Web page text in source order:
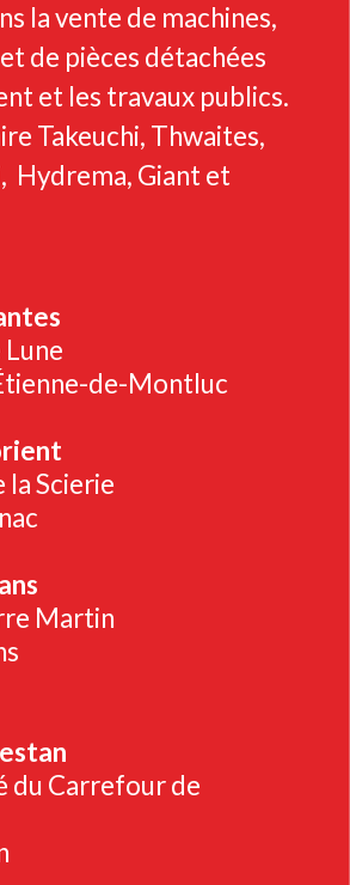
la vente de machines,
de pièces détachées
et les travaux publics.
Takeuchi, Thwaites,
Hydrema, Giant et
de-Montluc
la Scierie
Martin
du Carrefour de